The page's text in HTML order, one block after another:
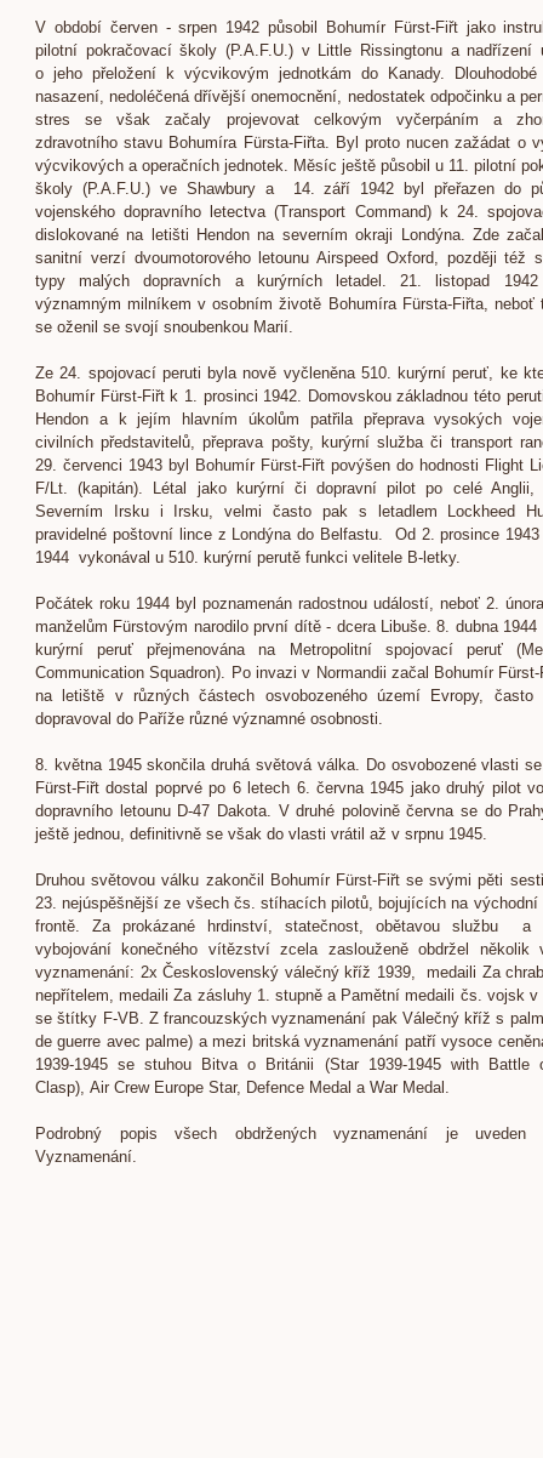
V období červen - srpen 1942 působil Bohumír Fürst-Fiřt jako
pilotní pokračovací školy (P.A.F.U.) v Little Rissingtonu a nadřízení
o jeho přeložení k výcvikovým jednotkám do Kanady. Dlouhodobé
nasazení, nedoléčená dřívější onemocnění, nedostatek odpočinku a
stres se však začaly projevovat celkovým vyčerpáním a
zdravotního stavu Bohumíra Fürsta-Fiřta. Byl proto nucen zažádat o
výcvikových a operačních jednotek. Měsíc ještě působil u 11. pilotní
školy (P.A.F.U.) ve Shawbury a 14. září 1942 byl přeřazen do
vojenského dopravního letectva (Transport Command) k 24.
dislokované na letišti Hendon na severním okraji Londýna. Zde
sanitní verzí dvoumotorového letounu Airspeed Oxford, později též
typy malých dopravních a kurýrních letadel. 21. listopad
významným milníkem v osobním životě Bohumíra Fürsta-Fiřta, neboť
se oženil se svojí snoubenkou Marií.
Ze 24. spojovací peruti byla nově vyčleněna 510. kurýrní peruť, ke
Bohumír Fürst-Fiřt k 1. prosinci 1942. Domovskou základnou této
Hendon a k jejím hlavním úkolům patřila přeprava vysokých
civilních představitelů, přeprava pošty, kurýrní služba či transport
29. červenci 1943 byl Bohumír Fürst-Fiřt povýšen do hodnosti Flight
F/Lt. (kapitán). Létal jako kurýrní či dopravní pilot po celé Anglii,
Severním Irsku i Irsku, velmi často pak s letadlem Lockheed
pravidelné poštovní lince z Londýna do Belfastu. Od 2. prosince 1943
1944 vykonával u 510. kurýrní perutě funkci velitele B-letky.
Počátek roku 1944 byl poznamenán radostnou událostí, neboť 2.
manželům Fürstovým narodilo první dítě - dcera Libuše. 8. dubna 1944
kurýrní peruť přejmenována na Metropolitní spojovací peruť
Communication Squadron). Po invazi v Normandii začal Bohumír
na letiště v různých částech osvobozeného území Evropy, často
dopravoval do Paříže různé významné osobnosti.
8. května 1945 skončila druhá světová válka. Do osvobozené vlasti
Fürst-Fiřt dostal poprvé po 6 letech 6. června 1945 jako druhý pilot
dopravního letounu D-47 Dakota. V druhé polovině června se do
ještě jednou, definitivně se však do vlasti vrátil až v srpnu 1945.
Druhou světovou válku zakončil Bohumír Fürst-Fiřt se svými pěti
23. nejúspěšnější ze všech čs. stíhacích pilotů, bojujících na východní
frontě. Za prokázané hrdinství, statečnost, obětavou službu a
vybojování konečného vítězství zcela zaslouženě obdržel několik
vyznamenání: 2x Československý válečný kříž 1939, medaili Za
nepřítelem, medaili Za zásluhy 1. stupně a Pamětní medaili čs. vojsk v
se štítky F-VB. Z francouzských vyznamenání pak Válečný kříž s
de guerre avec palme) a mezi britská vyznamenání patří vysoce
1939-1945 se stuhou Bitva o Británii (Star 1939-1945 with Battle
Clasp), Air Crew Europe Star, Defence Medal a War Medal.
Podrobný popis všech obdržených vyznamenání je
Vyznamenání.